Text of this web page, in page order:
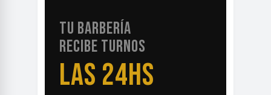
TU BARBERÍA
RECIBE TURNOS
LAS 24HS